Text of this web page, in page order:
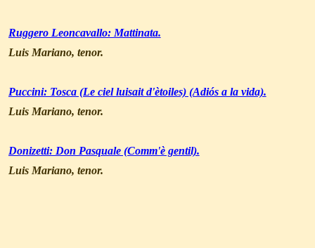
Ruggero Leoncavallo: Mattinata.
Luis Mariano, tenor.
Puccini: Tosca (Le ciel luisait d'ètoiles) (Adiós a la vida).
Luis Mariano, tenor.
Donizetti: Don Pasquale (Comm'è gentil).
Luis Mariano, tenor.